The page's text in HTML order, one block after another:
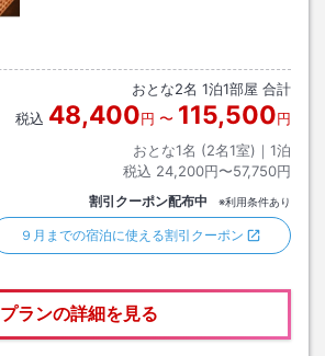
おとな2名 1泊1部屋 合計
税込 48,400円 〜 115,500円
おとな1名 (2名1室)｜ 1泊
税込 24,200円〜57,750円
割引クーポン配布中 ※利用条件あり
９月までの宿泊に使える割引クーポン
プランの詳細を見る